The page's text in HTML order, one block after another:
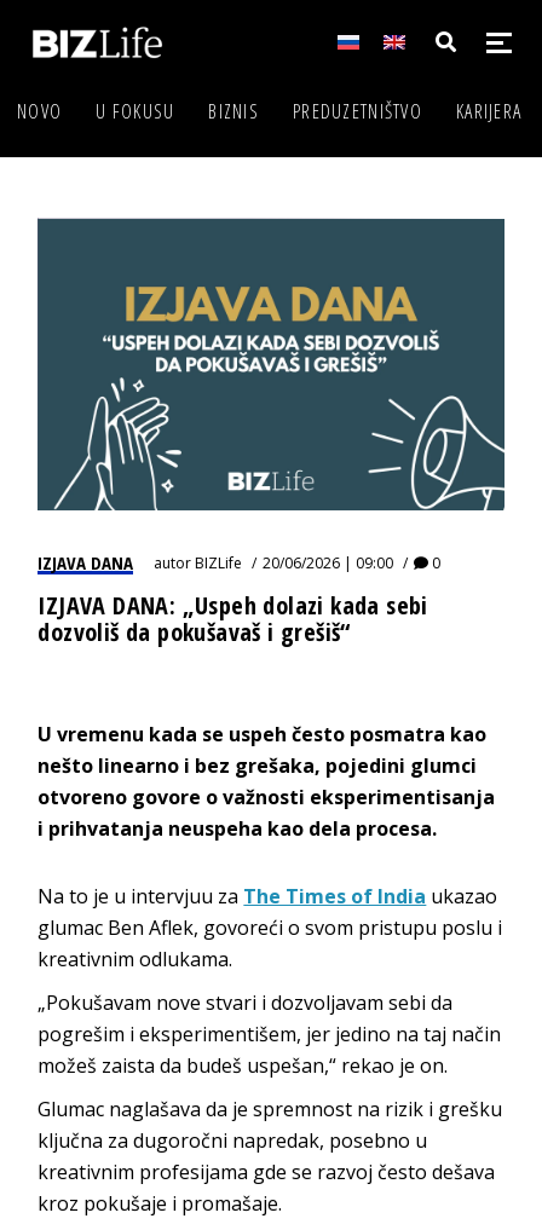
NOVO U FOKUSU BIZNIS PREDUZETNIŠTVO KARIJERA
IZJAVA DANA autorBIZLife 20/06/2026 | 09:00 0
IZJAVA DANA: „Uspeh dolazi kada sebi
dozvoliš da pokušavaš i grešiš“
U vremenu kada se uspeh često posmatra kao
nešto linearno i bez grešaka, pojedini glumci
otvoreno govore o važnosti eksperimentisanja
i prihvatanja neuspeha kao dela procesa.
Na to je u intervjuu za The Times of India ukazao
glumac Ben Aflek, govoreći o svom pristupu poslu i
kreativnim odlukama.
„Pokušavam nove stvari i dozvoljavam sebi da
pogrešim i eksperimentišem, jer jedino na taj način
možeš zaista da budeš uspešan,“ rekao je on.
Glumac naglašava da je spremnost na rizik i grešku
ključna za dugoročni napredak, posebno u
kreativnim profesijama gde se razvoj često dešava
kroz pokušaje i promašaje.